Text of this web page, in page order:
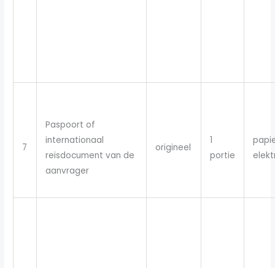
7
Paspoort of
internationaal
reisdocument van de
aanvrager
origineel
1
portie